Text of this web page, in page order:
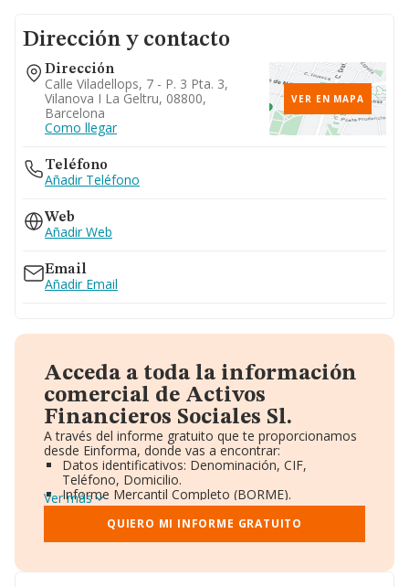
Dirección y contacto
Dirección
Calle Viladellops, 7 - P. 3 Pta. 3,
Vilanova I La Geltru, 08800,
Barcelona
Como llegar
VER EN MAPA
Teléfono
Añadir Teléfono
Web
Añadir Web
Email
Añadir Email
Acceda a toda la información
comercial de Activos
Financieros Sociales Sl.
A través del informe gratuito que te proporcionamos
desde Einforma, donde vas a encontrar:
Datos identificativos: Denominación, CIF,
Teléfono, Domicilio.
Informe Mercantil Completo (BORME).
Gráficos de Evolución Ventas y Empleados.
Consejo de Administración y Administradores.
Directivos y Ejecutivos.
Ver más
QUIERO MI INFORME GRATUITO